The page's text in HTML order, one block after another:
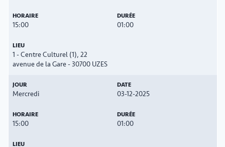
15:00 01:00
1 - Centre Culturel (1), 22
avenue de la Gare - 30700 UZES
Mercredi 03-12-2025
15:00 01:00